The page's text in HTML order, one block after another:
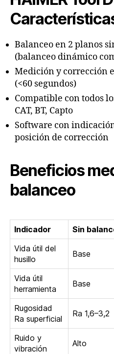
Balanceo en 2 planos
(balanceo dinámico
Medición y corrección
(<60 segundos)
Compatible con todos
CAT, BT, Capto
Software con
posición de corrección
Beneficios
balanceo
Indicador Sin
Vida útil del
husillo
Base
Vida útil
herramienta
Base
Rugosidad
Ra superficial
Ra 1,6–3,2
Ruido y
vibración
Alto